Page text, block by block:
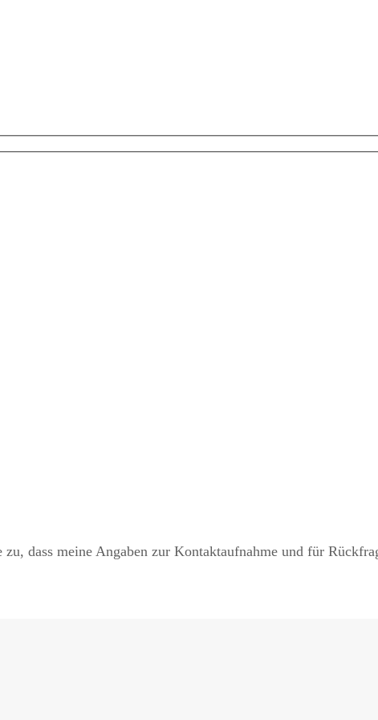
dass meine Angaben zur Kontaktaufnahme und für